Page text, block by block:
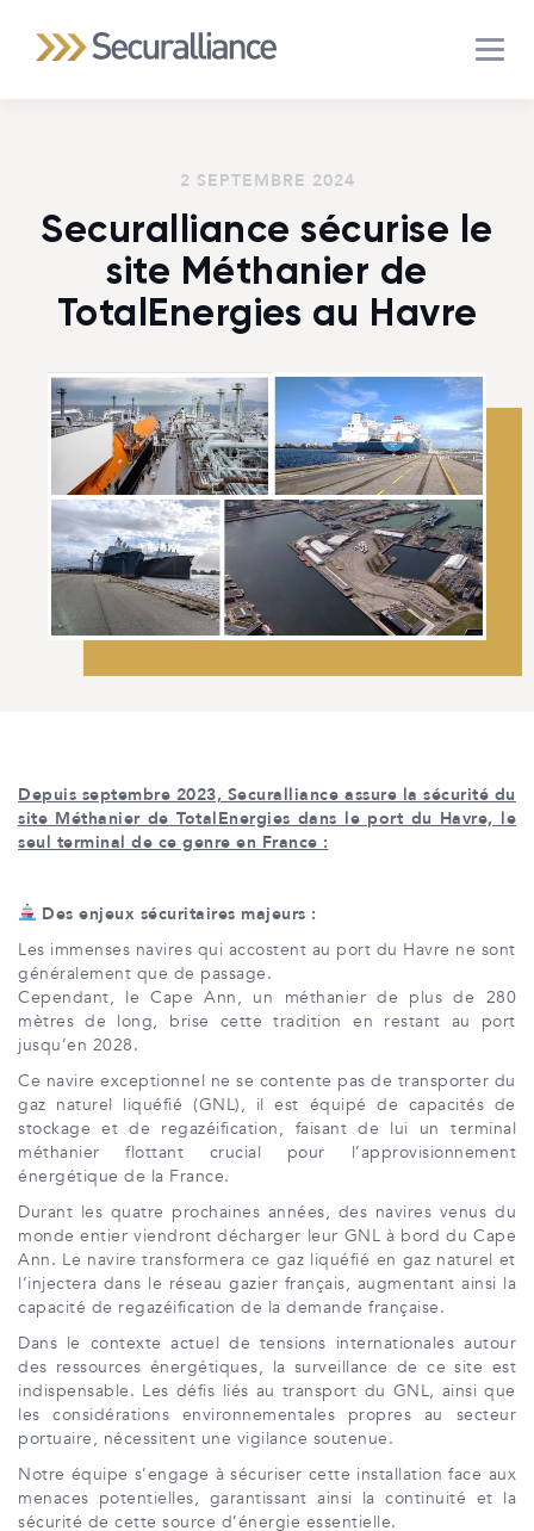
2 SEPTEMBRE 2024
Securalliance sécurise le
site Méthanier de
TotalEnergies au Havre
Depuis septembre 2023, Securalliance assure la sécurité du
site Méthanier de TotalEnergies dans le port du Havre, le
seul terminal de ce genre en France :
Desenjeux sécuritaires majeurs :
Les immenses navires qui accostent au port du Havre ne sont
généralement que de passage.
Cependant, le Cape Ann, un méthanier de plus de 280
mètres de long, brise cette tradition en restant au port
jusqu’en 2028.
Ce navire exceptionnel ne se contente pas de transporter du
gaz naturel liquéfié (GNL), il est équipé de capacités de
stockage et de regazéification, faisant de lui un terminal
méthanier flottant crucial pour l’approvisionnement
énergétique de la France.
Durant les quatre prochaines années, des navires venus du
monde entier viendront décharger leur GNL à bord du Cape
Ann. Le navire transformera ce gaz liquéfié en gaz naturel et
l’injectera dans le réseau gazier français, augmentant ainsi la
capacité de regazéification de la demande française.
Dans le contexte actuel de tensions internationales autour
des ressources énergétiques, la surveillance de ce site est
indispensable. Les défis liés au transport du GNL, ainsi que
les considérations environnementales propres au secteur
portuaire, nécessitent une vigilance soutenue.
Notre équipe s’engage à sécuriser cette installation face aux
menaces potentielles, garantissant ainsi la continuité et la
sécurité de cette source d’énergie essentielle.